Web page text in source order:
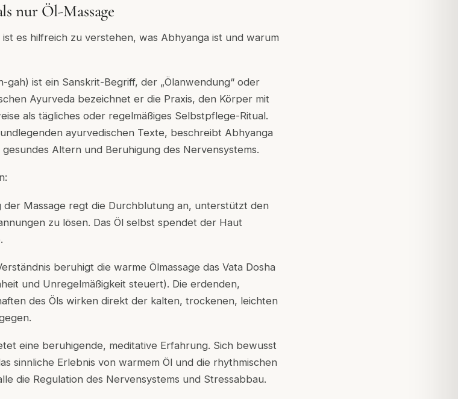
nur Öl-Massage
es hilfreich zu verstehen, was Abhyanga ist und warum
ist ein Sanskrit-Begriff, der „Ölanwendung“ oder
Ayurveda bezeichnet er die Praxis, den Körper mit
als tägliches oder regelmäßiges Selbstpflege-Ritual.
ayurvedischen Texte, beschreibt Abhyanga
Altern und Beruhigung des Nervensystems.
der Massage regt die Durchblutung an, unterstützt den
zu lösen. Das Öl selbst spendet der Haut
beruhigt die warme Ölmassage das Vata Dosha
und Unregelmäßigkeit steuert). Die erdenden,
des Öls wirken direkt der kalten, trockenen, leichten
eine beruhigende, meditative Erfahrung. Sich bewusst
sinnliche Erlebnis von warmem Öl und die rhythmischen
die Regulation des Nervensystems und Stressabbau.